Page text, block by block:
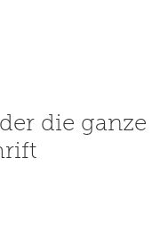
die ganze